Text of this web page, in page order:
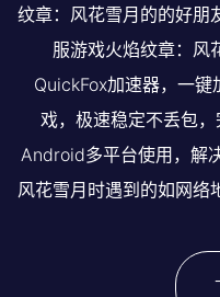
纹章：风花雪月的的好朋
服游戏火焰纹章：风
QuickFox加速器，一
戏，极速稳定不丢包，
Android多平台使用，解
风花雪月时遇到的如网络